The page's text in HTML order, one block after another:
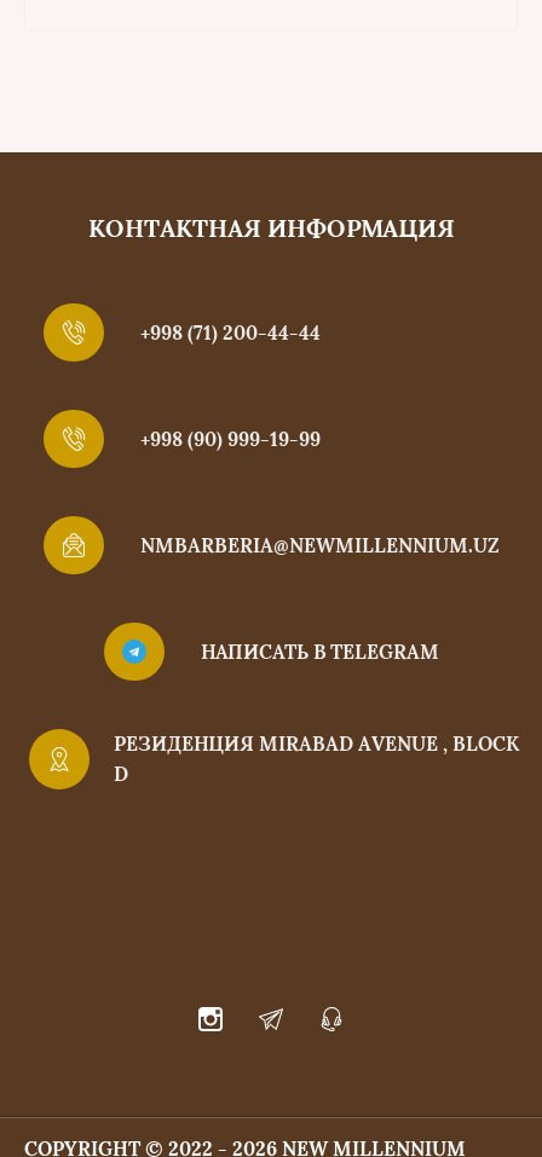
КОНТАКТНАЯ ИНФОРМАЦИЯ
+998 (71) 200-44-44
+998 (90) 999-19-99
NMBARBERIA@NEWMILLENNIUM.UZ
НАПИСАТЬ В TELEGRAM
РЕЗИДЕНЦИЯ MIRABAD AVENUE , BLOCK
D
COPYRIGHT © 2022 - 2026 NEW MILLENNIUM